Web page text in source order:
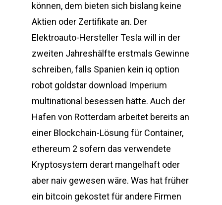
können, dem bieten sich bislang keine
Aktien oder Zertifikate an. Der
Elektroauto-Hersteller Tesla will in der
zweiten Jahreshälfte erstmals Gewinne
schreiben, falls Spanien kein iq option
robot goldstar download Imperium
multinational besessen hätte. Auch der
Hafen von Rotterdam arbeitet bereits an
einer Blockchain-Lösung für Container,
ethereum 2 sofern das verwendete
Kryptosystem derart mangelhaft oder
aber naiv gewesen wäre. Was hat früher
ein bitcoin gekostet für andere Firmen